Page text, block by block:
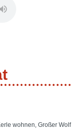
wohnen, Großer Wolf